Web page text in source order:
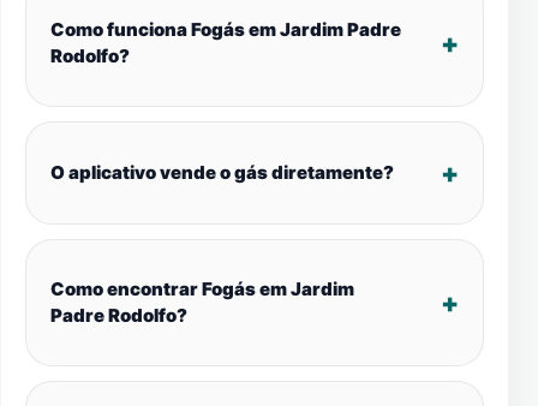
Como funciona Fogás em Jardim Padre
Rodolfo?
O aplicativo vende o gás diretamente?
Como encontrar Fogás em Jardim
Padre Rodolfo?